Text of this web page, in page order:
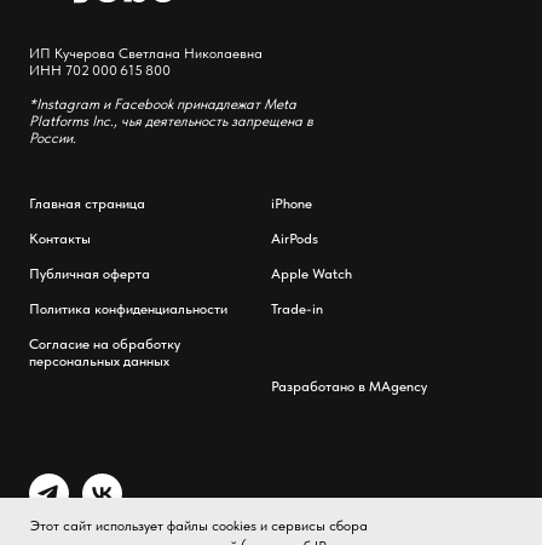
Этот сайт использует файлы cookies и сервисы сбора
ИП Кучерова Светлана Николаевна
ИНН 702 000 615 800
*Instagram и Facebook принадлежат Meta
Platforms Inc., чья деятельность запрещена в
России.
Главная страница
Контакты
Публичная оферта
Политика конфиденциальности
Согласие на обработку
персональных данных
iPhone
AirPods
Apple Watch
Trade-in
Разработано в MAgency